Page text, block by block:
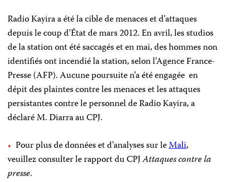
Radio Kayira a été la cible de menaces et d’attaques
depuis le coup d’État de mars 2012. En avril, les studios
de la station ont été saccagés et en mai, des hommes non
identifiés ont incendié la station, selon l’Agence France-
Presse (AFP). Aucune poursuite n’a été engagée en
dépit des plaintes contre les menaces et les attaques
persistantes contre le personnel de Radio Kayira, a
déclaré M. Diarra au CPJ.
Pour plus de données et d’analyses sur leMali,
veuillez consulter le rapport du CPJAttaques contre la
presse.